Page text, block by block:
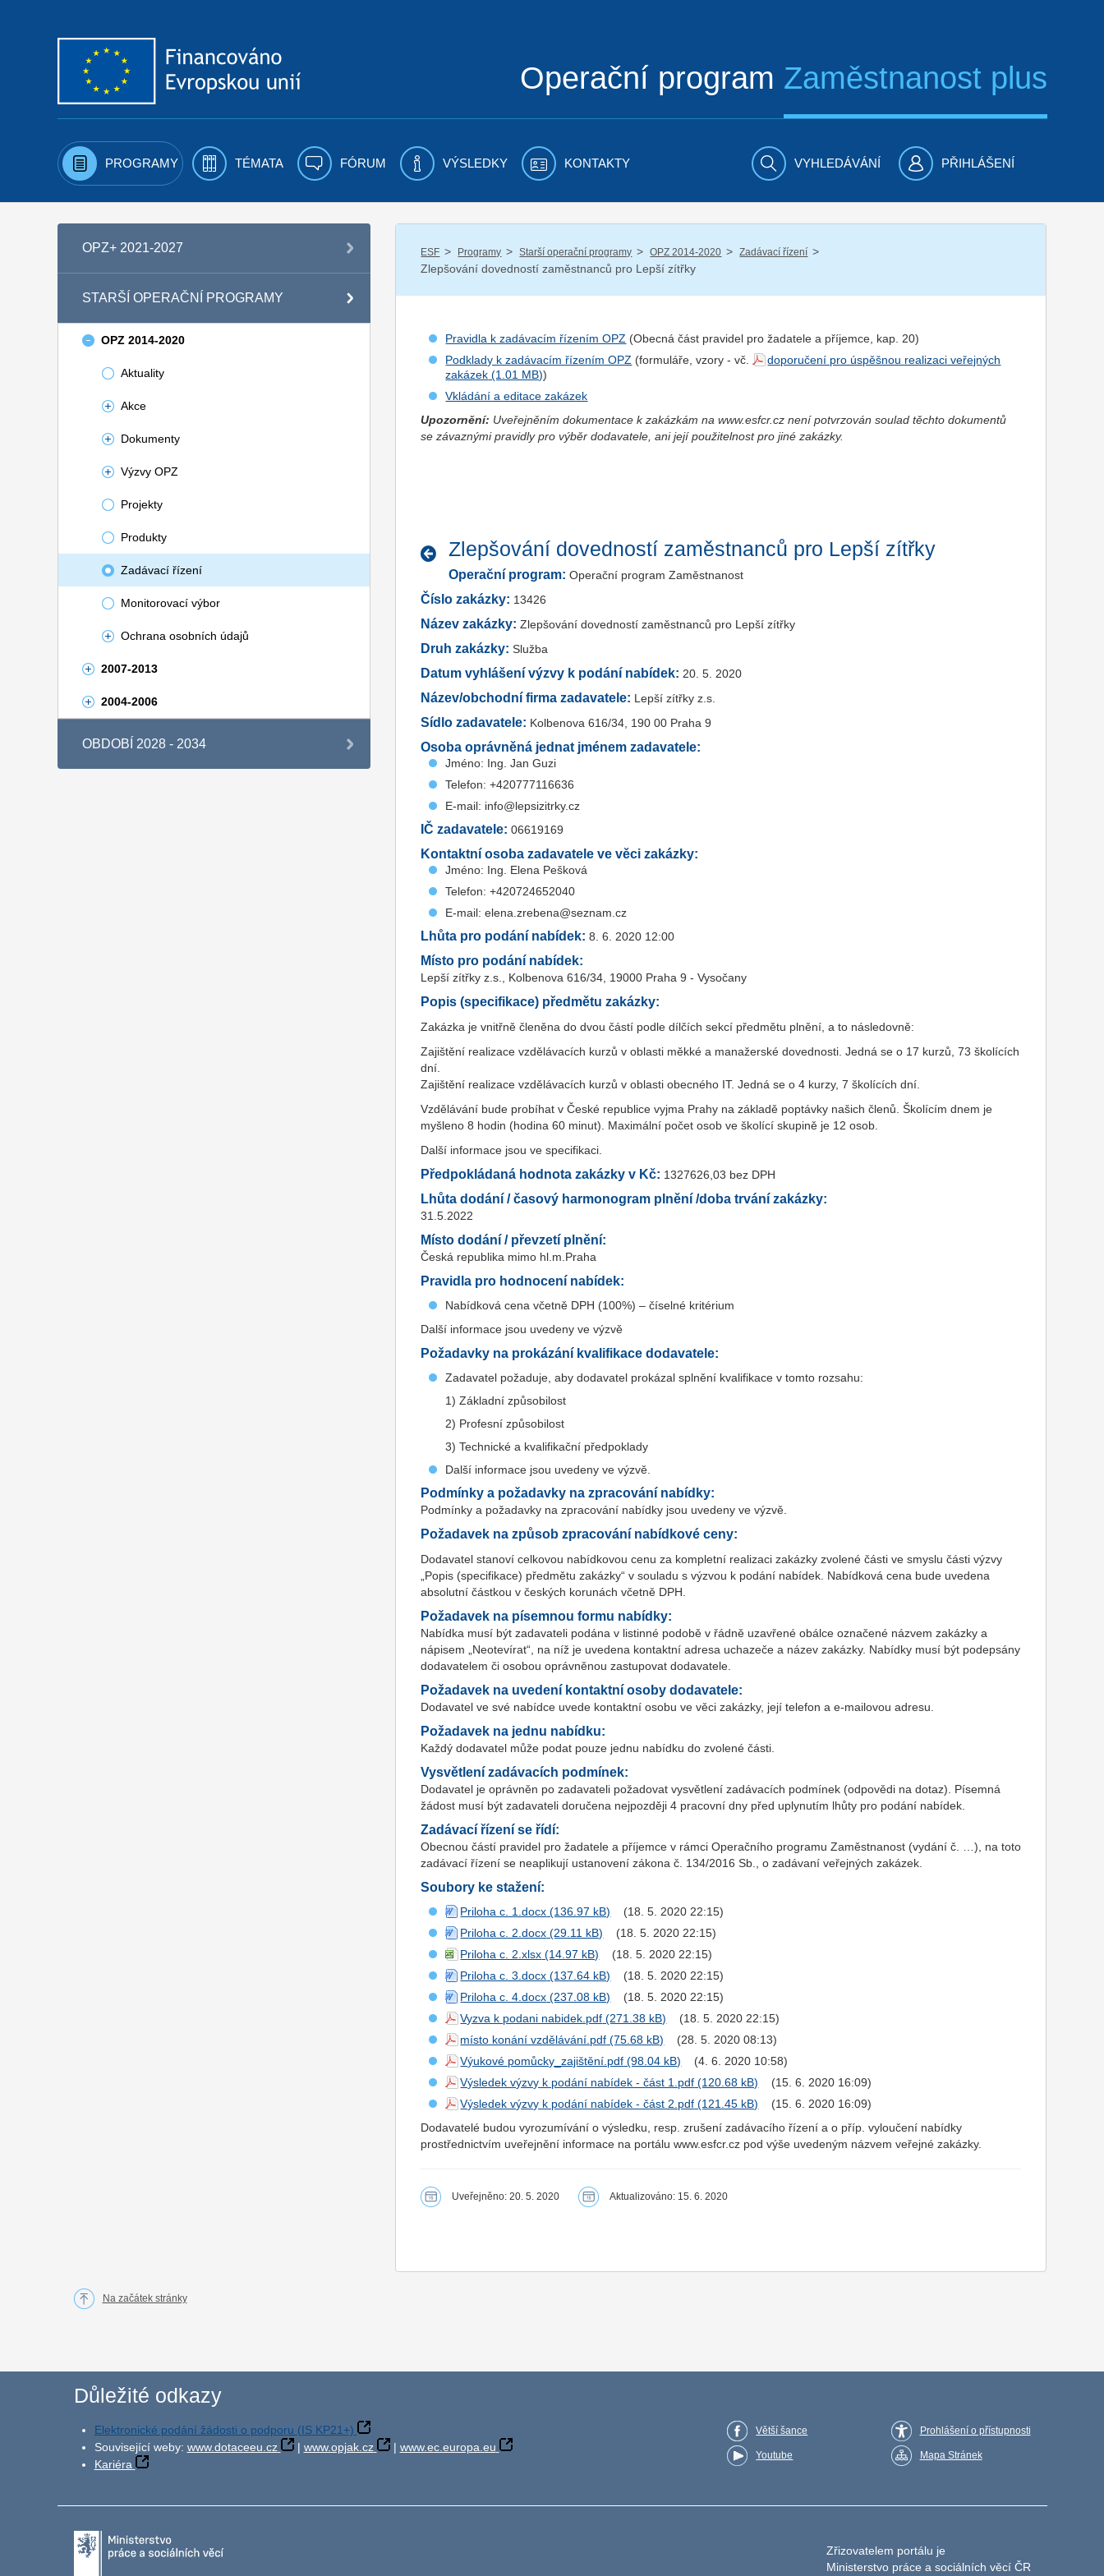
Operační program Zaměstnanost plus
PROGRAMY TÉMATA FÓRUM VÝSLEDKY KONTAKTY VYHLEDÁVÁNÍ PŘIHLÁŠENÍ
OPZ+ 2021-2027
STARŠÍ OPERAČNÍ PROGRAMY
OPZ 2014-2020
Aktuality
Akce
Dokumenty
Výzvy OPZ
Projekty
Produkty
Zadávací řízení
Monitorovací výbor
Ochrana osobních údajů
2007-2013
2004-2006
OBDOBÍ 2028 - 2034
ESF / Programy / Starší operační programy / OPZ 2014-2020 / Zadávací řízení /
Zlepšování dovedností zaměstnanců pro Lepší zítřky
Pravidla k zadávacím řízením OPZ (Obecná část pravidel prožadatele a příjemce , kap. 20)
Podklady k zadávacím řízením OPZ (formuláře, vzory - vč.
doporučení pro úspěšnou realizaci veřejných
zakázek
)
Vkládání a editace zakázek
Upozornění: Uveřejněním dokumentace k zakázkám na www.esfcr.cz není potvrzován soulad těchto dokumentů
se závaznými pravidly pro výběr dodavatele, ani její použitelnost pro jiné zakázky.
Zlepšování dovedností zaměstnanců pro Lepší zítřky
Operační program: Operační program Zaměstnanost
Číslo zakázky: 13426
Název zakázky: Zlepšování dovedností zaměstnanců pro Lepší zítřky
Druh zakázky: Služba
Datum vyhlášení výzvy k podání nabídek: 20. 5. 2020
Název/obchodní firma zadavatele: Lepší zítřky z.s.
Sídlo zadavatele: Kolbenova 616/34, 190 00 Praha 9
Osoba oprávněná jednat jménem zadavatele:
Jméno: Ing. Jan Guzi
Telefon: +420777116636
E-mail: info@lepsizitrky.cz
IČ zadavatele: 06619169
Kontaktní osoba zadavatele ve věci zakázky:
Jméno: Ing. Elena Pešková
Telefon: +420724652040
E-mail: elena.zrebena@seznam.cz
Lhůta pro podání nabídek: 8. 6. 2020 12:00
Místo pro podání nabídek:
Lepší zítřky z.s., Kolbenova 616/34, 19000 Praha 9 - Vysočany
Popis (specifikace) předmětu zakázky:
Zakázka je vnitřně členěna do dvou částí podle dílčích sekcí předmětu plnění, a to následovně:
Zajištění realizace vzdělávacích kurzů v oblasti měkké a manažerské dovednosti. Jedná se o 17 kurzů, 73 školících
dní.
Zajištění realizace vzdělávacích kurzů v oblasti obecného IT. Jedná se o 4 kurzy, 7 školících dní.
Vzdělávání bude probíhat v České republice vyjma Prahy na základě poptávky našich členů. Školícím dnem je
myšleno 8 hodin (hodina 60 minut). Maximální počet osob ve školící skupině je 12 osob.
Další informace jsou ve specifikaci.
Předpokládaná hodnota zakázky v Kč: 1327626,03 bez DPH
Lhůta dodání / časový harmonogram plnění /doba trvání zakázky:
31.5.2022
Místo dodání / převzetí plnění:
Česká republika mimo hl.m.Praha
Pravidla pro hodnocení nabídek:
Nabídková cena včetně DPH (100%) – číselné kritérium
Další informace jsou uvedeny ve výzvě
Požadavky na prokázání kvalifikace dodavatele:
Zadavatel požaduje, aby dodavatel prokázal splnění kvalifikace v tomto rozsahu:
1) Základní způsobilost
2) Profesní způsobilost
3) Technické a kvalifikační předpoklady
Další informace jsou uvedeny ve výzvě.
Podmínky a požadavky na zpracování nabídky:
Podmínky a požadavky na zpracování nabídky jsou uvedeny ve výzvě.
Požadavek na způsob zpracování nabídkové ceny:
Dodavatel stanoví celkovou nabídkovou cenu za kompletní realizaci zakázky zvolené části ve smyslu části výzvy
„Popis (specifikace) předmětu zakázky“ v souladu s výzvou k podání nabídek. Nabídková cena bude uvedena
absolutní částkou v českých korunách včetně DPH.
Požadavek na písemnou formu nabídky:
Nabídka musí být zadavateli podána v listinné podobě v řádně uzavřené obálce označené názvem zakázky a
nápisem „Neotevírat“, na níž je uvedena kontaktní adresa uchazeče a název zakázky. Nabídky musí být podepsány
dodavatelem či osobou oprávněnou zastupovat dodavatele.
Požadavek na uvedení kontaktní osoby dodavatele:
Dodavatel ve své nabídce uvede kontaktní osobu ve věci zakázky, její telefon a e-mailovou adresu.
Požadavek na jednu nabídku:
Každý dodavatel může podat pouze jednu nabídku do zvolené části.
Vysvětlení zadávacích podmínek:
Dodavatel je oprávněn po zadavateli požadovat vysvětlení zadávacích podmínek (odpovědi na dotaz). Písemná
žádost musí být zadavateli doručena nejpozději 4 pracovní dny před uplynutím lhůty pro podání nabídek.
Zadávací řízení se řídí:
Obecnou částí pravidel pro žadatele a příjemce v rámci Operačního programu Zaměstnanost (vydání č. …), na toto
zadávací řízení se neaplikují ustanovení zákona č. 134/2016 Sb., o zadávaní veřejných zakázek.
Soubory ke stažení:
Priloha c. 1.docx
(18. 5. 2020 22:15)
Priloha c. 2.docx
(18. 5. 2020 22:15)
Priloha c. 2.xlsx
(18. 5. 2020 22:15)
Priloha c. 3.docx
(18. 5. 2020 22:15)
Priloha c. 4.docx
(18. 5. 2020 22:15)
Vyzva k podani nabidek.pdf
(18. 5. 2020 22:15)
místo konání vzdělávání.pdf
(28. 5. 2020 08:13)
Výukové pomůcky_zajištění.pdf
(4. 6. 2020 10:58)
Výsledek výzvy k podání nabídek - část 1.pdf
(15. 6. 2020 16:09)
Výsledek výzvy k podání nabídek - část 2.pdf
(15. 6. 2020 16:09)
Dodavatelé budou vyrozumívání o výsledku, resp. zrušení zadávacího řízení a o příp. vyloučení nabídky
prostřednictvím uveřejnění informace na portálu www.esfcr.cz pod výše uvedeným názvem veřejné zakázky.
Uveřejněno: 20. 5. 2020 Aktualizováno: 15. 6. 2020
Na začátek stránky
Důležité odkazy
Elektronické podání žádosti o podporu (IS KP21+)
Související weby: www.dotaceeu.cz | www.opjak.cz | www.ec.europa.eu
Kariéra
Větší šance
Youtube
Prohlášení o přístupnosti
Mapa Stránek
Zřizovatelem portálu je
Ministerstvo práce a sociálních věcí ČR